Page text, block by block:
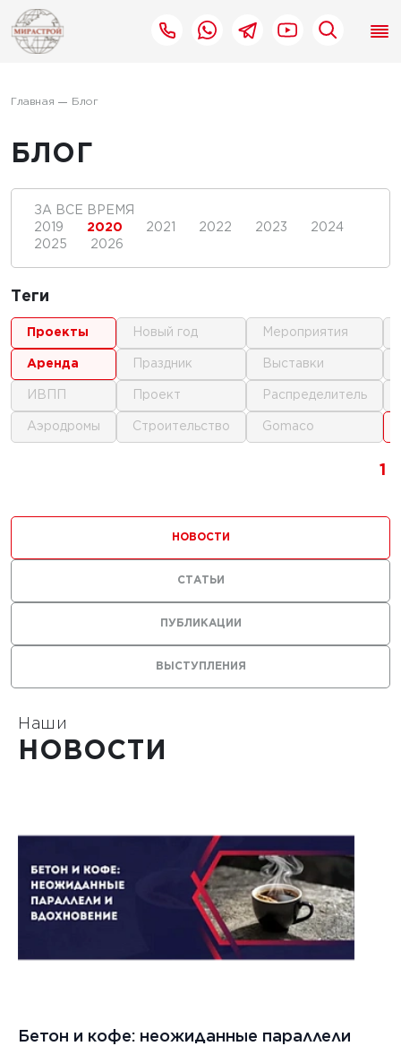
Главная Блог
БЛОГ
1
г.
1
ВЫСТУПЛЕНИЯ
ПУБЛИКАЦИИ
НОВОСТИ
СТАТЬИ
ЗА ВСЕ ВРЕМЯ
2019
2020 2021 2022 2023
2024
2025
2026
Теги
проекты
аренда
ИВПП
аэродромы
новый год
праздник
проект
строительство
мероприятия
выставки
распределитель
gomaco
Наши
НОВОСТИ
Бетон и кофе: неожиданные параллели